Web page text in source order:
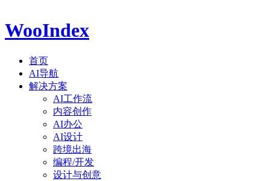
WooIndex
首页
AI导航
解决方案
AI工作流
内容创作
AI办公
AI设计
跨境出海
编程/开发
设计与创意